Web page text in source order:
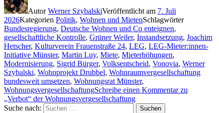
AutorWerner SzybalskiVeröffentlicht am 7. Juli
2026Kategorien Politik, Wohnen und MietenSchlagwörter
Bundesregierung, Deutsche Wohnen und Co enteignen,
gesellschaftliche Kontrolle, Grüner Weiler, Instandsetzung, Joachim
Hetscher, Kulturverein Frauenstraße 24, LEG, LEG-Mieter:innen-
Initiative Münster, Martin Luy, Miete, Mieterhöhungen,
Modernisierung, Sigrid Bürger, Volksentscheid, Vonovia, Werner
Szybalski, Wohnprojekt Drubbel, Wohnraumvergesellschaftung
bundesweit umsetzen, Wohnungsrat Münster,
WohnungsvergesellschaftungSchreibe einen Kommentarzu
„Verbot“ der Wohnungsvergesellschaftung
Suche nach:
Suchen